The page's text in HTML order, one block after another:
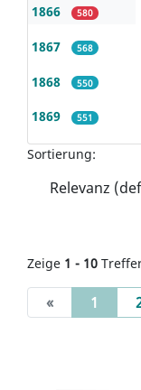
1866 580
1867 568
1868 550
1869 551
Sortierung:
Zeige 1 - 10
« 1